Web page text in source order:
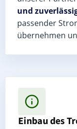
und
passender
übernehmen
Einbau des